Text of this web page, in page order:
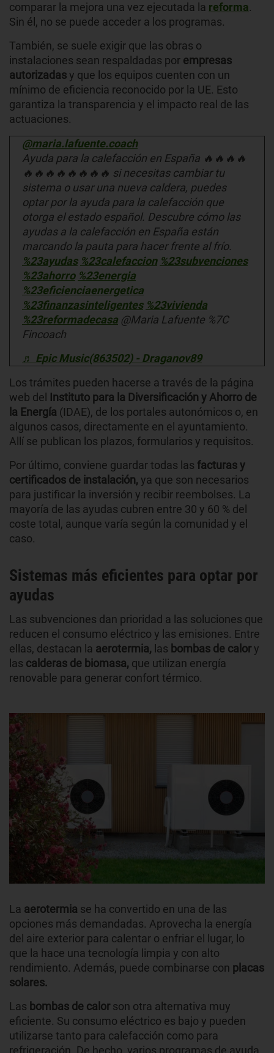
comparar la mejora una vez ejecutada la reforma.
Sin él, no se puede acceder a los programas.
También, se suele exigir que las obras o
instalaciones sean respaldadas por empresas
autorizadasy que los equipos cuenten con un
mínimo de eficiencia reconocido por la UE. Esto
garantiza la transparencia y el impacto real de las
actuaciones.
@maria.lafuente.coach
Ayuda para la calefacción en España 🔥🔥🔥🔥
🔥🔥🔥🔥🔥🔥🔥🔥 si necesitas cambiar tu
sistema o usar una nueva caldera, puedes
optar por la ayuda para la calefacción que
otorga el estado español. Descubre cómo las
ayudas a la calefacción en España están
marcando la pauta para hacer frente al frío.
%23ayudas %23calefaccion %23subvenciones
%23ahorro %23energia
%23eficienciaenergetica
%23finanzasinteligentes %23vivienda
%23reformadecasa @Maria Lafuente %7C
Fincoach
♬ Epic Music(863502) - Draganov89
Los trámites pueden hacerse a través de la página
web del
Instituto para la Diversificación y Ahorro de
la Energía (IDAE), de los portales autonómicos o, en
algunos casos, directamente en el ayuntamiento.
Allí se publican los plazos, formularios y requisitos.
Por último, conviene guardar todas las facturas y
certificados de instalación, ya que son necesarios
para justificar la inversión y recibir reembolses. La
mayoría de las ayudas cubren entre 30 y 60 % del
coste total, aunque varía según la comunidad y el
caso.
Sistemas más eficientes para optar por
ayudas
Las subvenciones dan prioridad a las soluciones que
reducen el consumo eléctrico y las emisiones. Entre
ellas, destacan la aerotermia, las bombas de calory
las calderas de biomasa, que utilizan energía
renovable para generar confort térmico.
La aerotermia se ha convertido en una de las
opciones más demandadas. Aprovecha la energía
del aire exterior para calentar o enfriar el lugar, lo
que la hace una tecnología limpia y con alto
rendimiento. Además, puede combinarse con placas
solares.
Las bombas de calor son otra alternativa muy
eficiente. Su consumo eléctrico es bajo y pueden
utilizarse tanto para calefacción como para
refrigeración. De hecho, varios programas de ayuda